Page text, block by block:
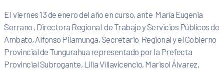
El viernes 13 de enero del año en curso, ante María Eugenia
Serrano , Directora Regional de Trabajo y Servicios Públicos de
Ambato, Alfonso Pilamunga, Secretario Regional y el Gobierno
Provincial de Tungurahua representado por la Prefecta
Provincial Subrogante, Lilia Villavicencio, Marisol Álvarez,